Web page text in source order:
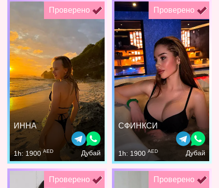
Проверено
ИННА
1h: 1900 AED Дубай
Проверено
СФИНКСИ
1h: 1900 AED Дубай
Проверено Проверено